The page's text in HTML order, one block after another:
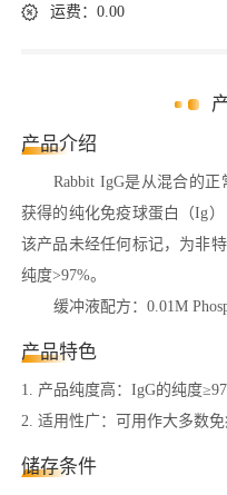
运费：0.00
产品介绍
Rabbit IgG是从混合的
获得的纯化免疫球蛋白（Ig
该产品未经任何标记，为非
纯度>97%。
缓冲液配方：0.01M
产品特色
1. 产品纯度高：IgG的纯度
2. 适用性广：可 用作大多数
储存条件